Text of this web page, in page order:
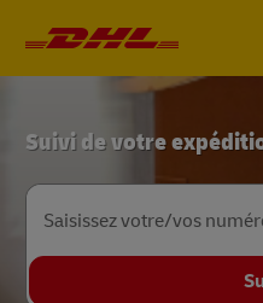
Accueil
DHL
Suivi de votre
Saisissez votre/vos